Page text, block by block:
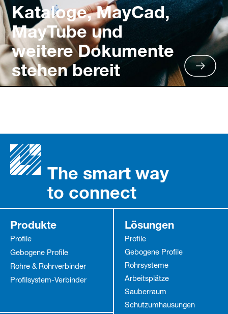
Kataloge, MayCad,
MayTube und
weitere Dokumente
stehen bereit
The smart way
to connect
Produkte
Profile
Gebogene Profile
Rohre & Rohrverbinder
Profilsystem-Verbinder
Lösungen
Profile
Gebogene Profile
Rohrsysteme
Arbeitsplätze
Sauberraum
Schutz­umhausungen